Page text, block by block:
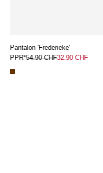
Pantalon 'Frederieke'
PPR*54.90 CHF32.90 CHF